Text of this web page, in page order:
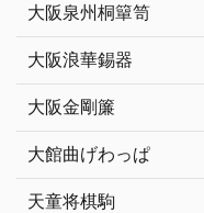
大阪泉州桐簞笥
大阪浪華錫器
大阪金剛簾
大館曲げわっぱ
天童将棋駒